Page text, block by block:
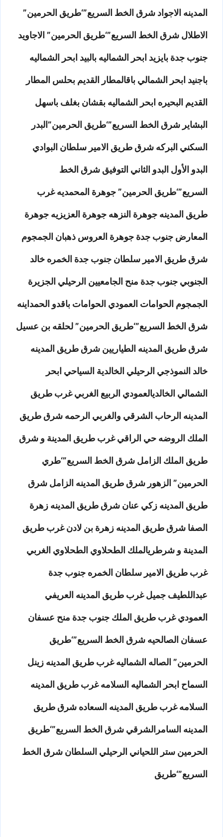
المدينه الاجواد شرق الخط السريع”‘طريق الحرمين”
الاطلال شرق الخط السريع”‘طريق الحرمين” الاجاويد
جنوب جدة بايزيد ابحر الشماليه بالبيد ابحر الشماليه
باجنيد ابحر الشمالي باقالمطار القديم بحلس المطار
القديم البحيره ابحر الشماليه بقشان بغلف باسهل
البشاير شرق الخط السريع”‘طريق الحرمين”البدر
السكني البركه شرق طريق الامير سلطان البوادي
البدو الأول البدو الثاني التوفيق شرق الخط
السريع”‘طريق الحرمين” جوهرة المحمديه غرب
طريق المدينه جوهرة النزهه جوهرة العزيزيه جوهرة
المعارض جنوب جدة جوهرة العروس ذهبان الجمجوم
شرق طريق الامير سلطان جنوب جدة الخمره خالد
الجنوبي جنوب جدة منح الجامعيين الرحيلي الجزيرة
الجمجوم الحوامات العمودي الحوامات باقدو الحمداينه
شرق الخط السريع”‘طريق الحرمين” لحلقه بن عسيل
شرق طريق المدينه الطياريين شرق طريق المدينه
خالد النموذجي الرحيلي الخالدية السياحي ابحر
الشمالي الخالديالعمودي الربيع الغربي غرب طريق
المدينه الرحاب الشرقي والغربي الرحمه شرق طريق
الملك الروضه حي الراقي غرب طريق المدينة و شرق
طريق الملك الزامل شرق الخط السريع”‘طري
الحرمين” الزهور شرق طريق المدينه الزامل شرق
طريق المدينه زكي عنان شرق طريق المدينه زهرة
الصفا شرق طريق المدينه زهرة بن لادن غرب طريق
المدينة و شرطريالملك الطحلاوي الطحلاوي الغربي
غرب طريق الامير سلطان الخمره جنوب جدة
عبداللطيف جميل غرب طريق المدينه العريفي
العمودي غرب طريق الملك جنوب جدة منح عسفان
عسفان الصالحيه شرق الخط السريع”‘طريق
الحرمين” الصاله الشماليه غرب طريق المدينه زينل
السماح ابحر الشماليه السلامه غرب طريق المدينه
السلامه غرب طريق المدينه السعاده شرق طريق
المدينه السامرالشرقي شرق الخط السريع”‘طريق
الحرمين ستر اللحياني الرحيلي السلطان شرق الخط
السريع”‘طريق